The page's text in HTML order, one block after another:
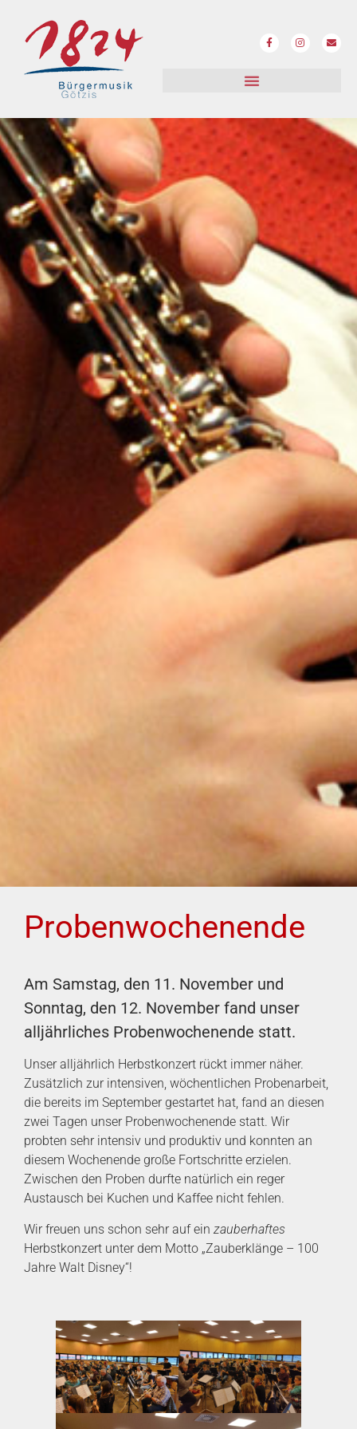
Probenwochenende
Am Samstag, den 11. November und
Sonntag, den 12. November fand unser
alljährliches Probenwochenende statt.
Unser alljährlich Herbstkonzert rückt immer näher.
Zusätzlich zur intensiven, wöchentlichen Probenarbeit,
die bereits im September gestartet hat, fand an diesen
zwei Tagen unser Probenwochenende statt. Wir
probten sehr intensiv und produktiv und konnten an
diesem Wochenende große Fortschritte erzielen.
Zwischen den Proben durfte natürlich ein reger
Austausch bei Kuchen und Kaffee nicht fehlen.
Wir freuen uns schon sehr auf ein zauberhaftes
Herbstkonzert unter dem Motto „Zauberklänge – 100
Jahre Walt Disney“!